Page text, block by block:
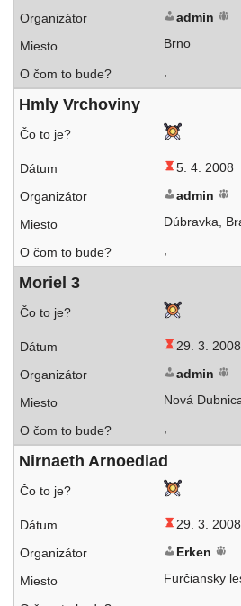
admin
Brno
,
Hmly Vrchoviny
5. 4. 2008
admin
Dúbravka,
,
Moriel 3
29. 3. 2008
admin
Nová
,
Nirnaeth Arnoediad
29. 3. 2008
Erken
Furčiansky